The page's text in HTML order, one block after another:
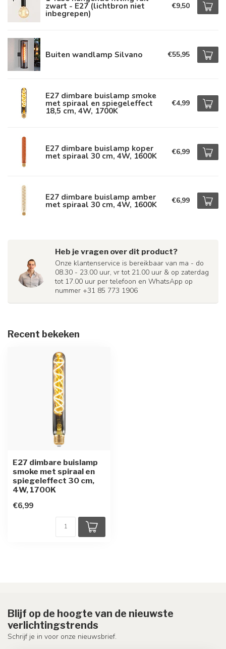
zwart - E27 (lichtbron niet
inbegrepen)
€9,50
Buiten wandlamp Silvano €55,95
E27 dimbare buislamp smoke
met spiraal en spiegeleffect
18,5 cm, 4W, 1700K
€4,99
E27 dimbare buislamp koper
met spiraal 30 cm, 4W, 1600K €6,99
E27 dimbare buislamp amber
met spiraal 30 cm, 4W, 1600K €6,99
Heb je vragen over dit product?
Onze klantenservice is bereikbaar van ma - do
08.30 - 23.00 uur, vr tot 21.00 uur & op zaterdag
tot 17.00 uur per telefoon en WhatsApp op
nummer +31 85 773 1906
Recent bekeken
E27 dimbare buislamp
smoke met spiraal en
spiegeleffect 30 cm,
4W, 1700K
€6,99
Blijf op de hoogte van de nieuwste
verlichtingstrends
Schrijf je in voor onze nieuwsbrief.